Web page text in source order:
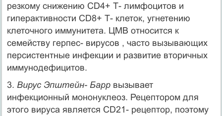
резкому снижению CD4+ Т- лимфоцитов и
гиперактивности CD8+ Т- клеток, угнетению
клеточного иммунитета. ЦМВ относится к
семейству герпес- вирусов , часто вызывающих
персистентные инфекции и развитие вторичных
иммунодефицитов.
3. Вирус Эпштейн- Барр вызывает
инфекционный мононуклеоз. Рецептором для
этого вируса является CD21- рецептор, поэтому